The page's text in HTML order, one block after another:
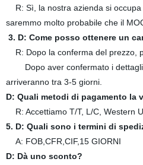
R: Sì, la nostra azienda si occupa
saremmo molto probabile che il
3. D: Come posso ottenere un
R: Dopo la conferma del prezzo,
Dopo aver confermato i dettagli
arriveranno tra 3-5 giorni.
D: Quali metodi di pagamento la
R: Accettiamo T/T, L/C, Western
5. D: Quali sono i termini di
A: FOB,CFR,CIF,15 GIORNI
D: Dà uno sconto?